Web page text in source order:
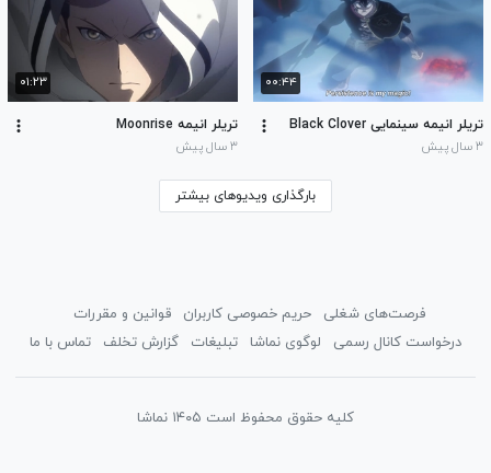
۰۰:۴۴
تریلر انیمه سینمایی Black Clover
۳ سال پیش
۰۱:۲۳
تریلر انیمه Moonrise
۳ سال پیش
بارگذاری ویدیوهای بیشتر
کلیه حقوق محفوظ است ۱۴۰۵ نماشا
فرصت‌های شغلی حریم خصوصی کاربران
قوانین و مقررات
درخواست کانال رسمی
لوگوی نماشا تبلیغات گزارش تخلف تماس با ما